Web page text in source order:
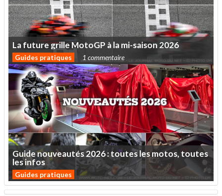
Lafuturegrille MotoGP àlami-saison 2026
Guides pratiques 1 commentaire
Guidenouveautés2026:touteslesmotos,toutes
lesinfos
Guides pratiques